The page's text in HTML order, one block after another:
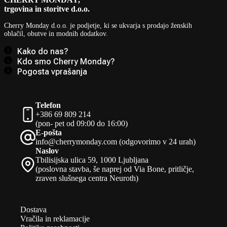
trgovina in storitve d.o.o.
Cherry Monday d.o.o. je podjetje, ki se ukvarja s prodajo ženskih
oblačil, obutve in modnih dodatkov.
Kako do nas?
Kdo smo Cherry Monday?
Pogosta vprašanja
Telefon
+386 69 809 214
(pon- pet od 09:00 do 16:00)
E-pošta
info@cherrymonday.com (odgovorimo v 24 urah)
Naslov
Tbilisijska ulica 59, 1000 Ljubljana
(poslovna stavba, še naprej od Via Bone, pritličje,
zraven slušnega centra Neuroth)
Dostava
Vračila in reklamacije